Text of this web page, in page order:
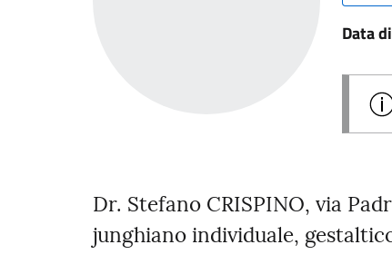
Data
Dr. Stefano CRISPINO, via
junghiano individuale,